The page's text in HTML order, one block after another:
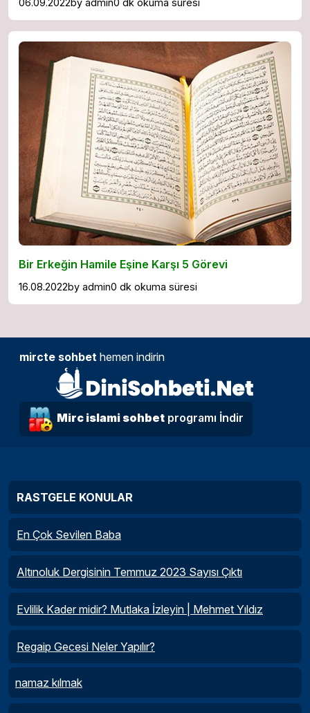
06.09.2022by admin0 dk okuma süresi
Bir Erkeğin Hamile Eşine Karşı 5 Görevi
16.08.2022by admin0 dk okuma süresi
mircte sohbet hemen indirin
Mirc islami sohbet programı İndir
RASTGELE KONULAR
En Çok Sevilen Baba
Altınoluk Dergisinin Temmuz 2023 Sayısı Çıktı
Evlilik Kader midir? Mutlaka İzleyin | Mehmet Yıldız
Regaip Gecesi Neler Yapılır?
namaz kılmak